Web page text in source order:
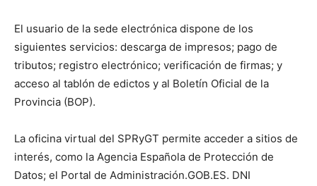
El usuario de la sede electrónica dispone de los
siguientes servicios: descarga de impresos; pago de
tributos; registro electrónico; verificación de firmas; y
acceso al tablón de edictos y al Boletín Oficial de la
Provincia (BOP).
La oficina virtual del SPRyGT permite acceder a sitios de
interés, como la Agencia Española de Protección de
Datos; el Portal de Administración.GOB.ES. DNI